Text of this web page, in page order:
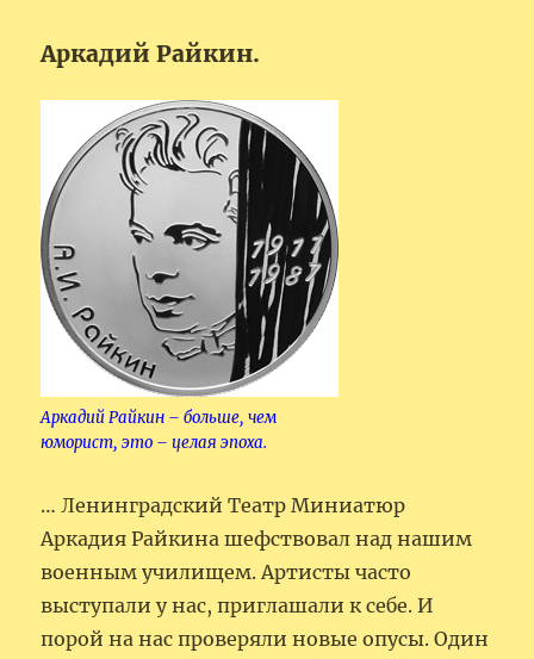
Аркадий Райкин.
Аркадий Райкин – больше, чем
юморист, это – целая эпоха.
… Ленинградский Театр Миниатюр
Аркадия Райкина шефствовал над нашим
военным училищем. Артисты часто
выступали у нас, приглашали к себе. И
порой на нас проверяли новые опусы. Один